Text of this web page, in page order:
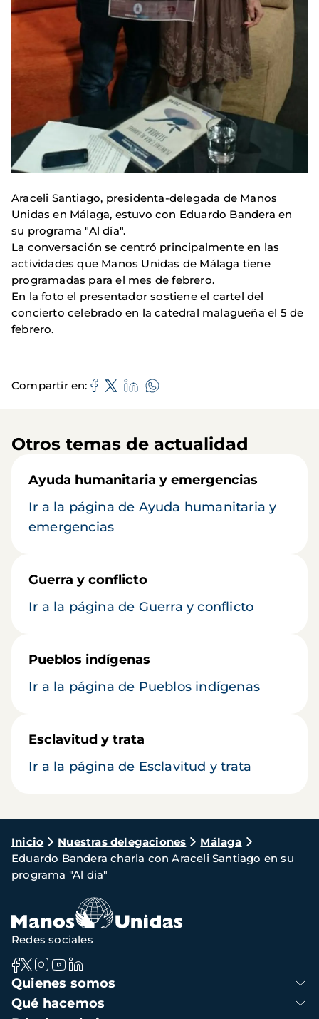
Araceli Santiago, presidenta-delegada de Manos
Unidas en Málaga, estuvo con Eduardo Bandera en
su programa "Al día".
La conversación se centró principalmente en las
actividades que Manos Unidas de Málaga tiene
programadas para el mes de febrero.
En la foto el presentador sostiene el cartel del
concierto celebrado en la catedral malagueña el 5 de
febrero.
Compartir en
Otros temas de actualidad
Ayuda humanitaria y emergencias
Ir a la página de Ayuda humanitaria y
emergencias
Guerra y conflicto
Ir a la página de Guerra y conflicto
Pueblos indígenas
Ir a la página de Pueblos indígenas
Esclavitud y trata
Ir a la página de Esclavitud y trata
Ruta
de
navegación
Inicio Nuestras delegaciones
Málaga
Eduardo Bandera charla con Araceli Santiago en su
programa "Al dia"
Navegación
principal
Quienes somos
Qué hacemos
Redes sociales